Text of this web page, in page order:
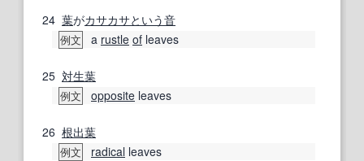
24 葉がカサカサという音
例文 a rustle of leaves
25 対生葉
例文 opposite leaves
26 根出葉
例文 radical leaves